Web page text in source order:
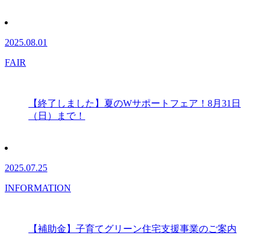
2025.08.01
FAIR
【終了しました】夏のWサポートフェア！8月31日
（日）まで！
2025.07.25
INFORMATION
【補助金】子育てグリーン住宅支援事業のご案内